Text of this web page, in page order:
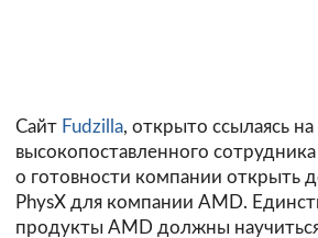
Сайт Fudzilla, открыто ссылаясь на
высокопоставленного
о готовности компании открыть
PhysX для компании AMD.
продукты AMD должны